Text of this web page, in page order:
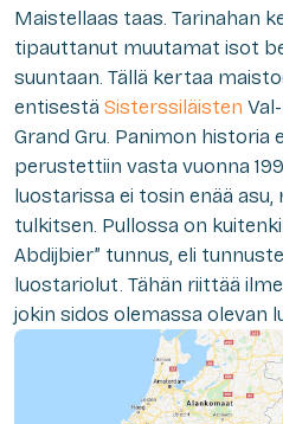
Maistellaas taas. Tarinahan
tipauttanut muutamat isot
suuntaan. Tällä kertaa
entisestä Sisterssiläisten
Grand Gru. Panimon historia
perustettiin vasta vuonna
luostarissa ei tosin enää asu,
tulkitsen. Pullossa on
Abdijbier” tunnus, eli
luostariolut. Tähän riittää
jokin sidos olemassa olevan